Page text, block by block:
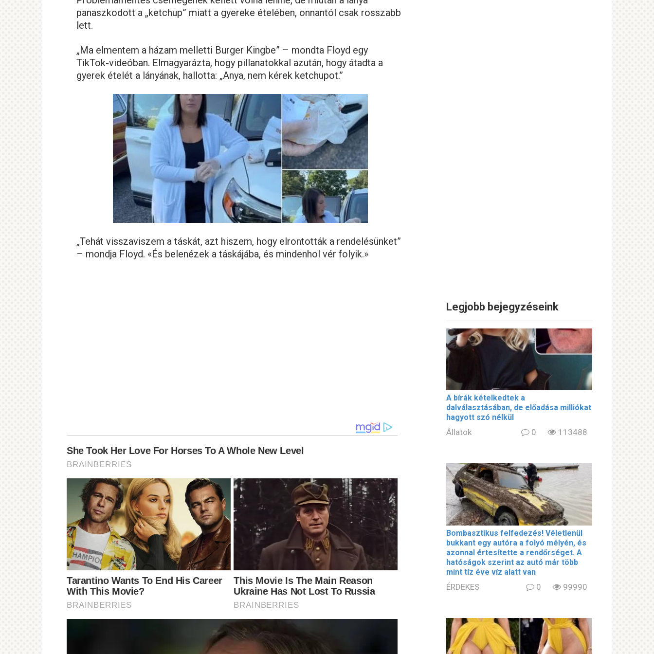
panaszkodott a „ketchup” miatt a gyereke ételében, onnantól csak rosszabb
lett.
„Ma elmentem a házam melletti Burger Kingbe” – mondta Floyd egy
TikTok-videóban. Elmagyarázta, hogy pillanatokkal azután, hogy átadta a
gyerek ételét a lányának, hallotta: „Anya, nem kérek ketchupot.”
„Tehát visszaviszem a táskát, azt hiszem, hogy elrontották a rendelésünket”
– mondja Floyd. «És belenézek a táskájába, és mindenhol vér folyik.»
Legjobb bejegyzéseink
A bírák kételkedtek a
dalválasztásában, de előadása milliókat
hagyott szó nélkül
Állatok 0 113488
Bombasztikus felfedezés! Véletlenül
bukkant egy autóra a folyó mélyén, és
azonnal értesítette a rendőrséget. A
hatóságok szerint az autó már több
mint tíz éve víz alatt van
ÉRDEKES 0 99990